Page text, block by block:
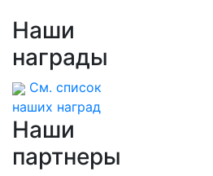
Наши
награды
См. список
наших наград
Наши
партнеры